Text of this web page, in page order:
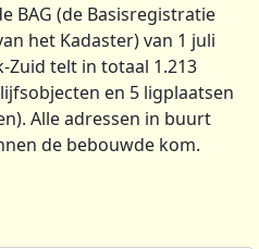
BAG (de Basisregistratie
het Kadaster) van 1 juli
Zuid telt in totaal 1.213
en 5 ligplaatsen
Alle adressen in buurt
de bebouwde kom.